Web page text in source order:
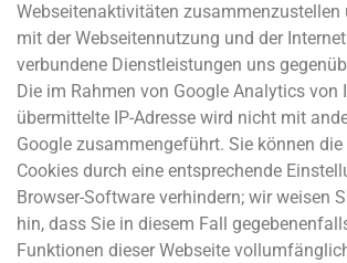
Webseitenaktivitäten zusammenzustellen
mit der Webseitennutzung und der
verbundene Dienstleistungen uns
Die im Rahmen von Google Analytics von
übermittelte IP-Adresse wird nicht mit
Google zusammengeführt. Sie können
Cookies durch eine entsprechende
Browser-Software verhindern; wir weisen
hin, dass Sie in diesem Fall
Funktionen dieser Webseite